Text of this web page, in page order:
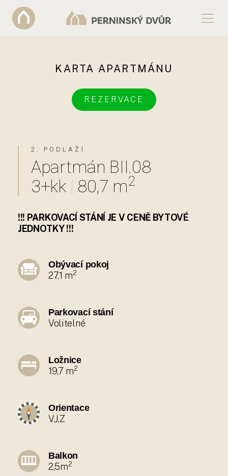
KARTA APARTMÁNU
REZERVACE
2. PODLAŽÍ
Apartmán BII.08
3+kk | 80,7 m2
!!! PARKOVACÍ STÁNÍ JE V CENĚ BYTOVÉ
JEDNOTKY !!!
Obývací pokoj
27,1 m2
Parkovací stání
Volitelné
Ložnice
19,7 m2
Orientace
V,J,Z
Balkon
2,5m2